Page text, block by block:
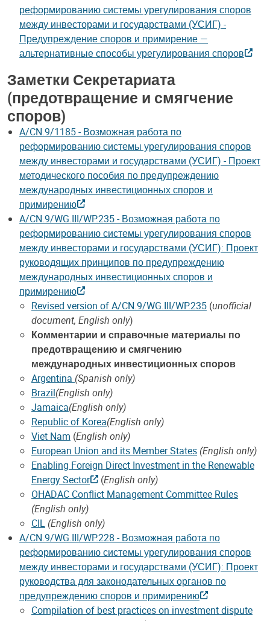
реформированию системы урегулирования споров
между инвесторами и государствами (УСИГ) -
Предупреждение споров и примирение —
альтернативные способы урегулирования споров
Заметки Секретариата
(предотвращение и смягчение
споров)
A/CN.9/1185 - Возможная работа по
реформированию системы урегулирования споров
между инвесторами и государствами (УСИГ) - Проект
методического пособия по предупреждению
международных инвестиционных споров и
примирению
A/CN.9/WG.III/WP.235 - Возможная работа по
реформированию системы урегулирования споров
между инвесторами и государствами (УСИГ): Проект
руководящих принципов по предупреждению
международных инвестиционных споров и
примирению
Revised version of A/CN.9/WG.III/WP.235 (unofficial
document, English only)
Комментарии и справочные материалы по
предотвращению и смягчению
международных инвестиционных споров
Argentina (Spanish only)
Brazil(English only)
Jamaica(English only)
Republic of Korea(English only)
Viet Nam (English only)
European Union and its Member States (English only)
Enabling Foreign Direct Investment in the Renewable
Energy Sector
(English only)
OHADAC Conflict Management Committee Rules
(English only)
CIL (English only)
A/CN.9/WG.III/WP.228 - Возможная работа по
реформированию системы урегулирования споров
между инвесторами и государствами (УСИГ): Проект
руководства для законодательных органов по
предупреждению споров и примирению
Compilation of best practices on investment dispute